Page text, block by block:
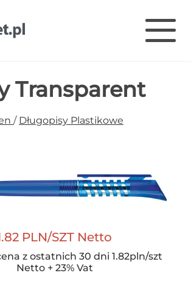
Transparent
/ Długopisy Plastikowe
PLN/SZT Netto
z ostatnich 30 dni 1.82pln/szt
Netto + 23% Vat